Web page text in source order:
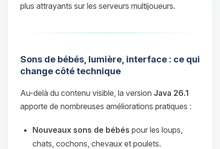
plus attrayants sur les serveurs multijoueurs.
Sons de bébés, lumière, interface : ce qui
change côté technique
Au-delà du contenu visible, la version Java 26.1
apporte de nombreuses améliorations pratiques :
Nouveaux sons de bébés pour les loups,
chats, cochons, chevaux et poulets.